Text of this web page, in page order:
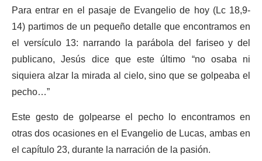
Para entrar en el pasaje de Evangelio de hoy (Lc 18,9-
14) partimos de un pequeño detalle que encontramos en
el versículo 13: narrando la parábola del fariseo y del
publicano, Jesús dice que este último “no osaba ni
siquiera alzar la mirada al cielo, sino que se golpeaba el
pecho…”
Este gesto de golpearse el pecho lo encontramos en
otras dos ocasiones en el Evangelio de Lucas, ambas en
el capítulo 23, durante la narración de la pasión.